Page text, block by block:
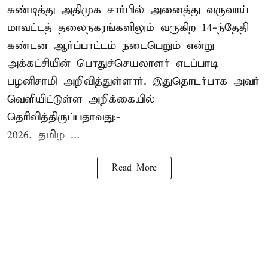
கண்டித்து அதிமுக சார்பில் அனைத்து வருவாய்
மாவட்டத் தலைநகரங்களிலும் வருகிற 14-ந்தேதி
கண்டன ஆர்ப்பாட்டம் நடைபெறும் என்று
அக்கட்சியின் பொதுச்செயலாளர் எடப்பாடி
பழனிசாமி அறிவித்துள்ளார். இதுதொடர்பாக அவர்
வெளியிட்டுள்ள அறிக்கையில்
தெரிவித்திருப்பதாவது:-
2026, தமிழ ...
Read More